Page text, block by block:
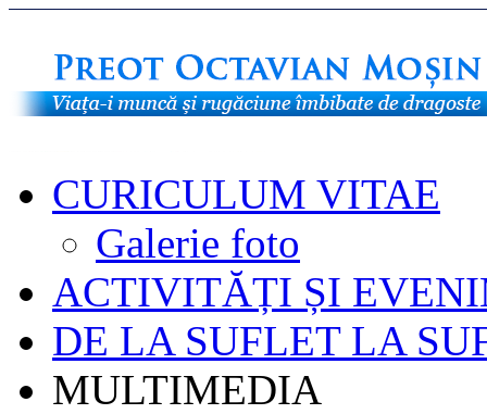
CURICULUM VITAE
Galerie foto
ACTIVITĂȚI ȘI
DE LA SUFLET LA
MULTIMEDIA